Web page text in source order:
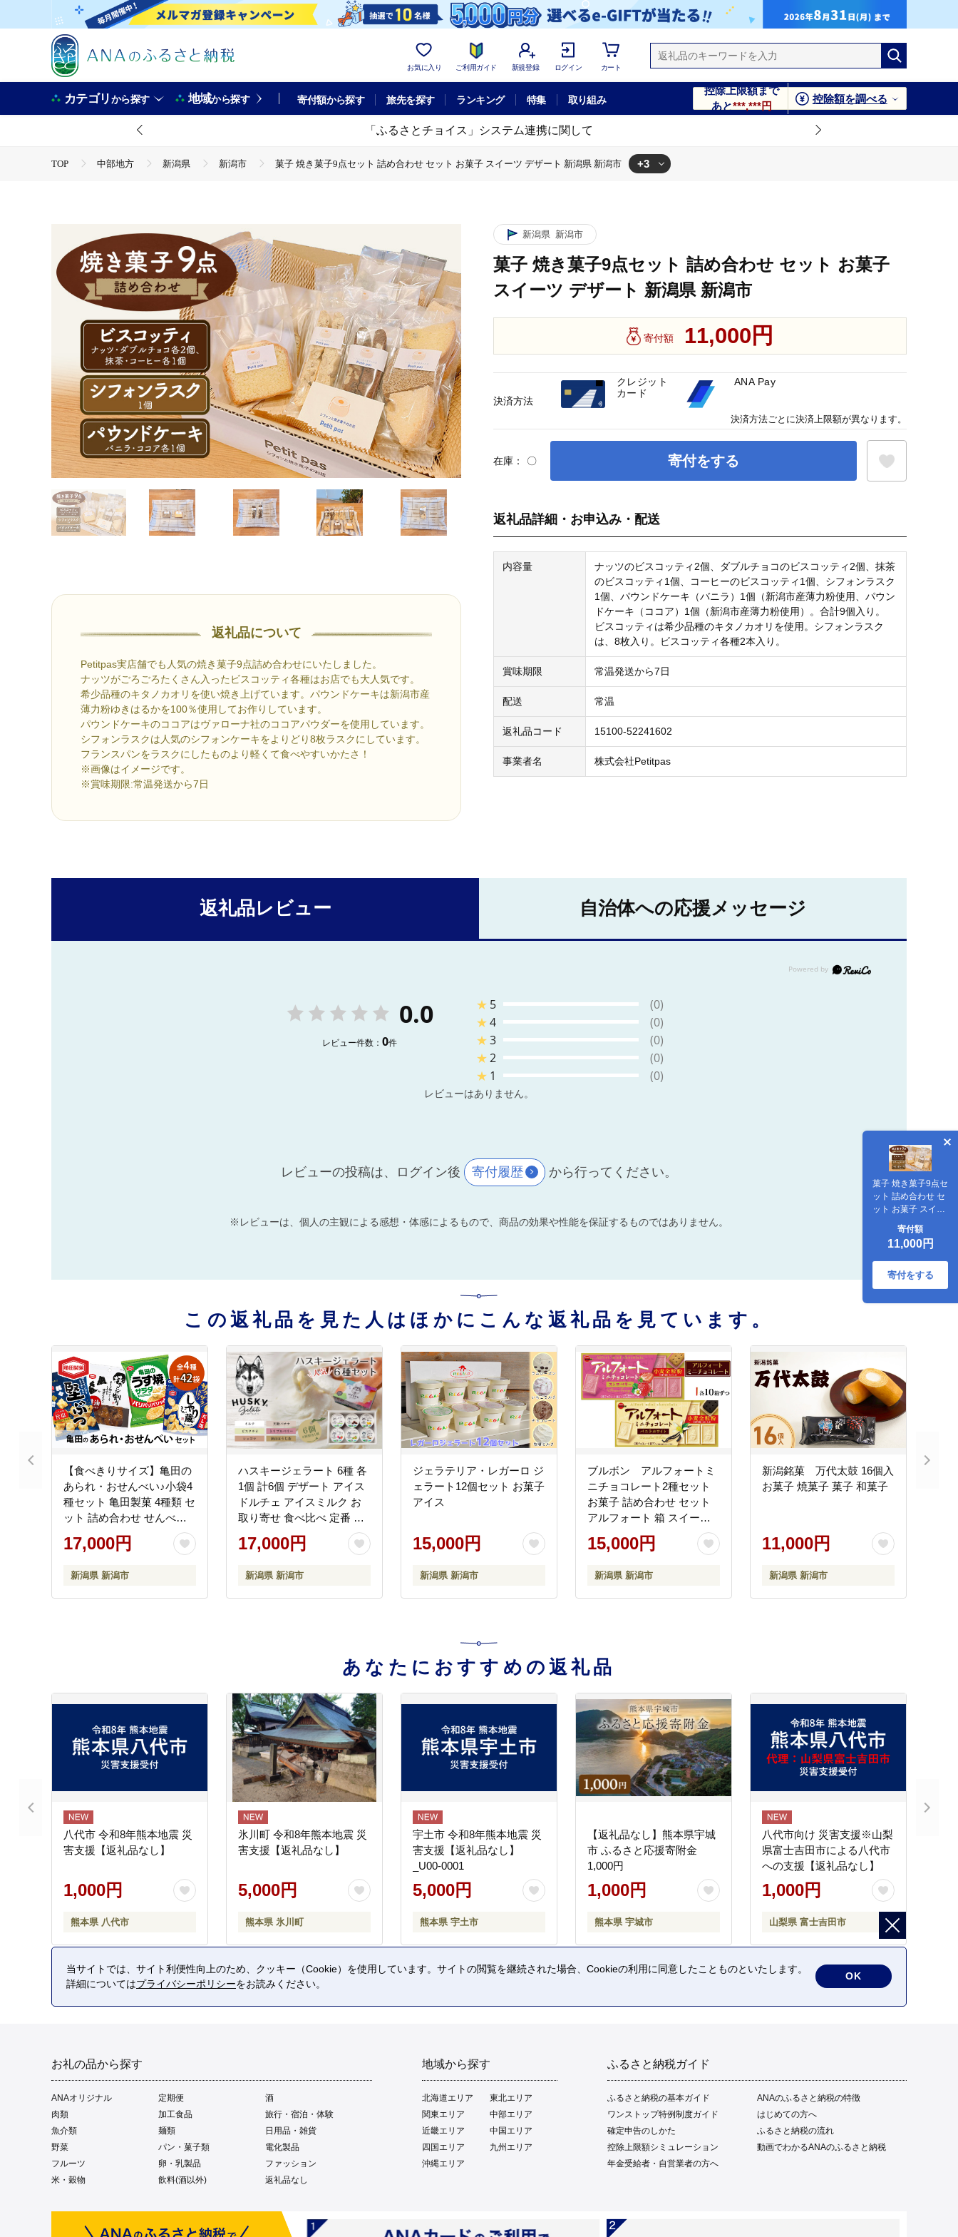
お気に入り ご利用ガイド 新規登録 ログイン カート
カテゴリから探す 地域から探す 寄付額から探す 旅先を探す ランキング 特集 取り組み
控除上限額まで
あと***,***円
控除額を調べる
「ふるさとチョイス」システム連携に関して
TOP 中部地方 新潟県 新潟市 菓子 焼き菓子9点セット 詰め合わせ セット お菓子 スイーツ デザート 新潟県 新潟市 +3
返礼品について
Petitpas実店舗でも人気の焼き菓子9点詰め合わせにいたしました。
ナッツがごろごろたくさん入ったビスコッティ各種はお店でも大人気です。
希少品種のキタノカオリを使い焼き上げています。パウンドケーキは新潟市産
薄力粉ゆきはるかを100％使用してお作りしています。
パウンドケーキのココアはヴァローナ社のココアパウダーを使用しています。
シフォンラスクは人気のシフォンケーキをよりどり8枚ラスクにしています。
フランスパンをラスクにしたものより軽くて食べやすいかたさ！
※画像はイメージです。
※賞味期限:常温発送から7日
新潟県 新潟市
菓子 焼き菓子9点セット 詰め合わせ セット お菓子
スイーツ デザート 新潟県 新潟市
寄付額 11,000円
在庫： 〇 寄付をする
菓子 焼き菓子9点セ
ット 詰め合わせ セ
ット お菓子 スイー
寄付額
11,000円
寄付をする
返礼品詳細・お申込み・配送
内容量
ナッツのビスコッティ2個、ダブルチョコのビスコッティ2個、抹茶
のビスコッティ1個、コーヒーのビスコッティ1個、シフォンラスク
1個、パウンドケーキ（バニラ）1個（新潟市産薄力粉使用、パウン
ドケーキ（ココア）1個（新潟市産薄力粉使用）。合計9個入り。
ビスコッティは希少品種のキタノカオリを使用。シフォンラスク
は、8枚入り。ビスコッティ各種2本入り。
賞味期限 常温発送から7日
配送 常温
返礼品コード 15100-52241602
事業者名 株式会社Petitpas
決済方法
クレジット
カード
ANA Pay
決済方法ごとに決済上限額が異なります。
返礼品レビュー 自治体への応援メッセージ
0.0
レビュー件数： 0件
★ 5
(0)
★4
(0)
★3
(0)
★2
(0)
★ 1 (0)
レビューはありません。
レビューの投稿は、ログイン後 寄付履歴 から行ってください。
※レビューは、個人の主観による感想・体感によるもので、商品の効果や性能を保証するものではありません。
この返礼品を見た人はほかにこんな返礼品を見ています。
【食べきりサイズ】亀田の
あられ・おせんべい♪小袋4
種セット 亀田製菓 4種類 セ
ット 詰め合わせ せんべい
煎餅 お菓子 菓子 技のこだ
割り 堅ぶつ旨塩 サラダう
17,000円
新潟県 新潟市
ハスキージェラート 6種 各
1個 計6個 デザート アイス
ドルチェ アイスミルク お
取り寄せ 食べ比べ 定番 人
気 土産 贈り物 ギフト グル
メ ロストアンドファウンド
17,000円
新潟県 新潟市
ジェラテリア・レガーロ ジ
ェラート12個セット お菓子
アイス
15,000円
新潟県 新潟市
ブルボン アルフォートミ
ニチョコレート2種セット
お菓子 詰め合わせ セット
アルフォート 箱 スイーツ
菓子 おやつ デザート チョ
コ チョコレート 新潟
15,000円
新潟県 新潟市
新潟銘菓 万代太鼓 16個入
お菓子 焼菓子 菓子 和菓子
11,000円
新潟県 新潟市
あなたにおすすめの返礼品
八代市 令和8年熊本地震 災
害支援【返礼品なし】
1,000円
熊本県 八代市
氷川町 令和8年熊本地震 災
害支援【返礼品なし】
5,000円
熊本県 氷川町
宇土市 令和8年熊本地震 災
害支援【返礼品なし】
_U00-0001
5,000円
熊本県 宇土市
【返礼品なし】熊本県宇城
市 ふるさと応援寄附金
1,000円
1,000円
熊本県 宇城市
八代市向け 災害支援※山梨
県富士吉田市による八代市
への支援【返礼品なし】
1,000円
山梨県 富士吉田市
お礼の品から探す
ANAオリジナル 定期便
酒
肉類
加工食品
旅行・宿泊・体験
魚介類
麺類
日用品・雑貨
野菜
パン・菓子類
電化製品
フルーツ
卵・乳製品
ファッション
米・穀物
飲料(酒以外) 返礼品なし
地域から探す
北海道エリア
東北エリア
関東エリア
中部エリア
近畿エリア
中国エリア
四国エリア
九州エリア
沖縄エリア
ふるさと納税ガイド
ふるさと納税の基本ガイド
ANAのふるさと納税の特徴
ワンストップ特例制度ガイド
はじめての方へ
確定申告のしかた
ふるさと納税の流れ
控除上限額シミュレーション
動画でわかるANAのふるさと納税
年金受給者・自営業者の方へ
当サイトでは、サイト利便性向上のため、クッキー（Cookie）を使用しています。サイトの閲覧を継続された場合、Cookieの利用に同意したことものといたします。
詳細についてはプライバシーポリシーをお読みください。
OK